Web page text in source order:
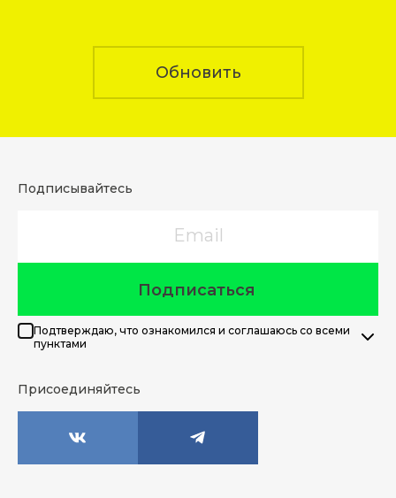
Обновить
Подписывайтесь
Подписаться
Подтверждаю, что ознакомился и соглашаюсь со всеми
пунктами
Присоединяйтесь